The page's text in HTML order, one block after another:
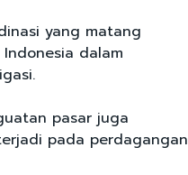
yang matang
dalam
pasar juga
pada perdagangan